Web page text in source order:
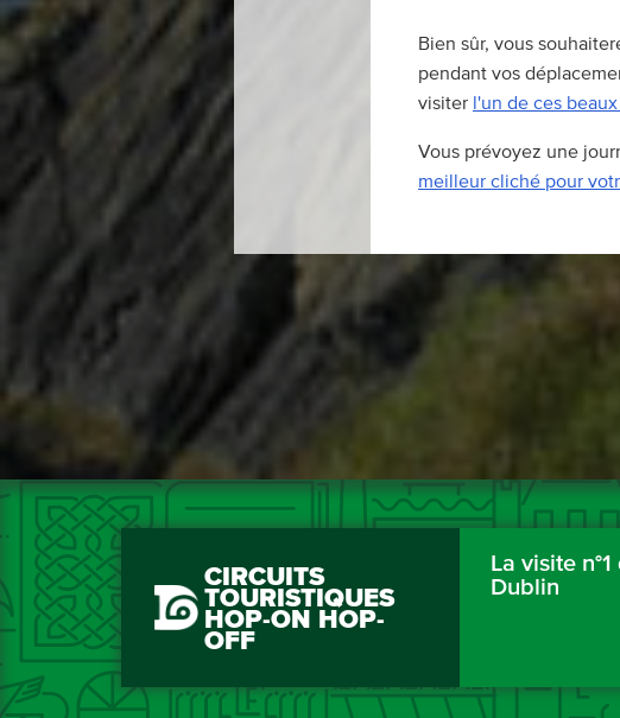
Bien sûr, vous
pendant vos
visiter l'un de ces
Vous prévoyez une
meilleur cliché pour
CIRCUITS
TOURISTIQUES
HOP-ON HOP-
OFF
La visite n°1
Dublin